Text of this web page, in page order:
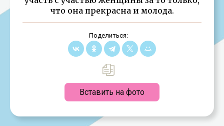
что она прекрасна и молода.
Поделиться:
Вставить на фото